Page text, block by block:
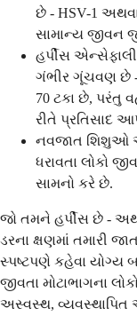
છે - HSV-1 અથવા
સામાન્ય જીવન
હર્પીસ
ગંભીર ગૂંચવણ છે -
70 ટકા છે, પરંતુ
રીતે પ્રતિસાદ
નવજાત શિશુઓ
ધરાવતા લોકો
સામનો કરે છે.
જો તમને હર્પીસ છે -
ડરના ક્ષણમાં તમારી
સ્પષ્ટપણે કહેવા યોગ્ય
જીવતા મોટાભાગના
અસ્વસ્થ, વ્યવસ્થાપિત